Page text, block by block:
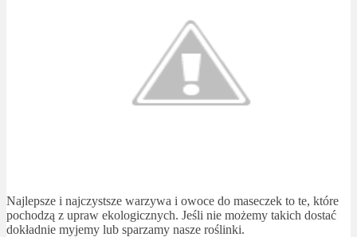
Najlepsze i najczystsze warzywa i owoce do maseczek to te, które
pochodzą z upraw ekologicznych. Jeśli nie możemy takich dostać
dokładnie myjemy lub sparzamy nasze roślinki.